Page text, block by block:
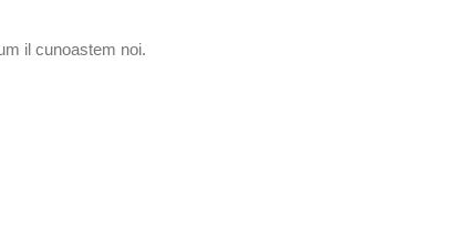
il cunoastem noi.